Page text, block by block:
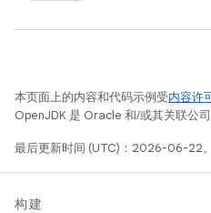
本页面上的内容和代码示例受内容许
OpenJDK 是 Oracle 和/或其关联公司
最后更新时间 (UTC)：2026-06-22。
构建